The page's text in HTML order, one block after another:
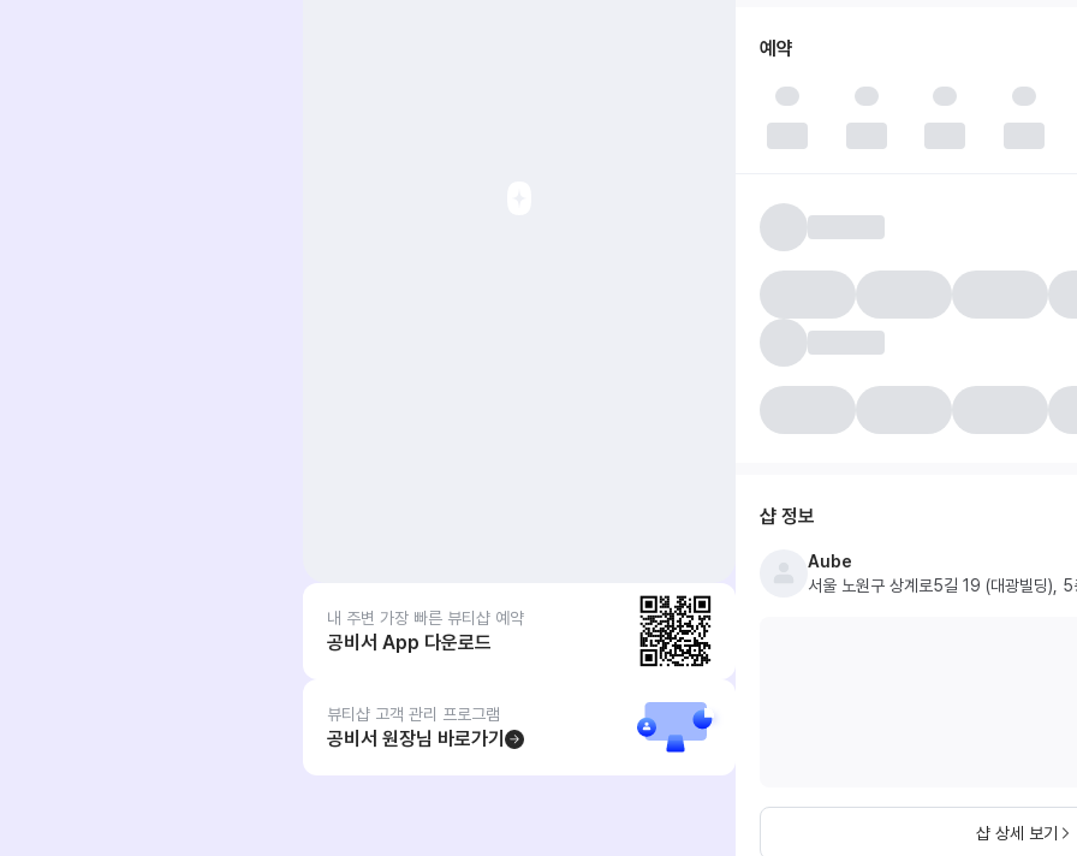
내 주변 가장 빠른 뷰티샵 예약
공비서 App 다운로드
뷰티샵 고객 관리 프로그램
공비서 원장님 바로가기
예약
샵 정보
Aube
서울 노원구 상계로5길 19 (대광빌딩), 5
샵 상세 보기